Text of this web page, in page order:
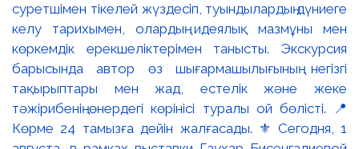
суретшімен тікелей жүздесіп, туындылардың дүниеге
келу тарихымен, олардың идеялық мазмұны мен
көркемдік ерекшеліктерімен танысты. Экскурсия
барысында автор өз шығармашылығының негізгі
тақырыптары мен жад, естелік және жеке
тәжірибенің өнердегі көрінісі туралы ой бөлісті. 📍
Көрме 24 тамызға дейін жалғасады. ⚜️ Сегодня, 1